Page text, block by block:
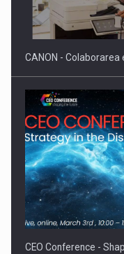
SI INSTITUTIONAL…
Hard Enduro Piatra
CANON - Colaborarea
CEO Conference -